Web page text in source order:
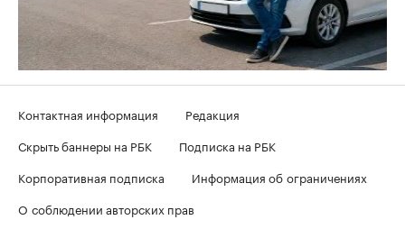
Контактная информация
Редакция
Скрыть баннеры на РБК
Подписка на РБК
Корпоративная подписка
Информация об ограничениях
О соблюдении авторских прав